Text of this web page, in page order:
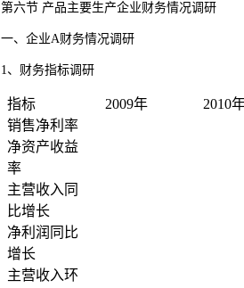
第六节 产品主要生产企业财务情况调研
一、企业A财务情况调研
1、财务指标调研
指标 2009年 2010
销售净利率
净资产收益
率
主营收入同
比增长
净利润同比
增长
主营收入环